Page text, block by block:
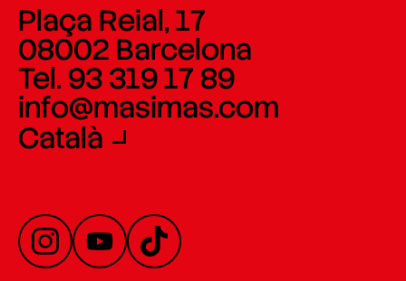
Plaça Reial, 17
08002 Barcelona
Tel. 93 319 17 89
info@masimas.com
Català